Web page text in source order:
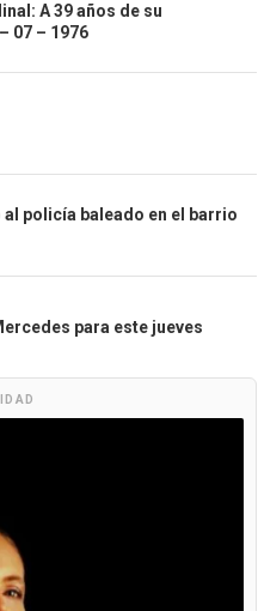
A 39 años de su
07 – 1976
policía baleado en el barrio
para este jueves